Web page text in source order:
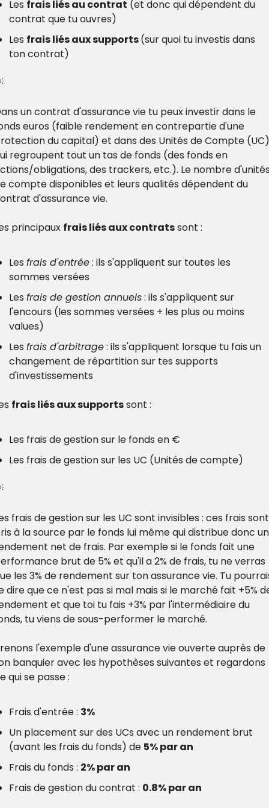
Les frais liés au contrat (et donc qui dépendent du
contrat que tu ouvres)
Les frais liés aux supports (sur quoi tu investis dans
ton contrat)
un contrat d'assurance vie tu peux investir dans le
euros (faible rendement en contrepartie d'une
du capital) et dans des Unités de Compte (UC)
regroupent tout un tas de fonds (des fonds en
obligations, des trackers, etc.). Le nombre
compte disponibles et leurs qualités dépendent du
d'assurance vie.
principaux frais liés aux contrats sont :
Les frais d'entrée : ils s'appliquent sur toutes les
sommes versées
Les frais de gestion annuels : ils s'appliquent sur
l'encours (les sommes versées + les plus ou moins
values)
Les frais d'arbitrage : ils s'appliquent lorsque tu fais un
changement de répartition sur tes supports
d'investissements
frais liés aux supports sont :
Les frais de gestion sur le fonds en €
Les frais de gestion sur les UC (Unités de compte)
frais de gestion sur les UC sont invisibles : ces frais sont
à la source par le fonds lui même qui distribue donc un
net de frais. Par exemple si le fonds fait une
brut de 5% et qu'il a 2% de frais, tu ne verras
les 3% de rendement sur ton assurance vie. Tu
dire que ce n'est pas si mal mais si le marché fait +5%
et que toi tu fais +3% par l'intermédiaire du
tu viens de sous-performer le marché.
l'exemple d'une assurance vie ouverte auprès de
banquier avec les hypothèses suivantes et regardons
qui se passe :
Frais d'entrée : 3%
Un placement sur des UCs avec un rendement brut
(avant les frais du fonds) de 5% par an
Frais du fonds : 2% par an
Frais de gestion du contrat : 0.8% par an